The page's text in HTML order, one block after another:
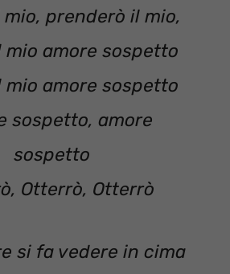
prenderò il mio,
mio amore sospetto
mio amore sospetto
sospetto, amore
sospetto
Otterrò, Otterrò
si fa vedere in cima